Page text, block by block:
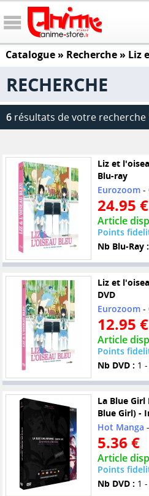
Catalogue» Recherche » Liz
RECHERCHE
6 résultats de votre recherche
Liz et
Blu-ray
Eurozoom-
24.95 €
Article
Points
Nb Blu-Ray :
Liz et
DVD
Eurozoom-
12.95 €
Article
Points
Nb DVD : 1 -
La Blue
Blue Girl) -
Hot Manga
5.36 €
Article
Points
Nb DVD : 1 -